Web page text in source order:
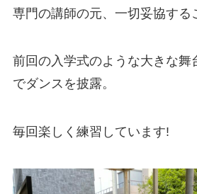
専門の講師の元、一切妥協する
前回の入学式のような大きな舞
でダンスを披露。
毎回楽しく練習しています!